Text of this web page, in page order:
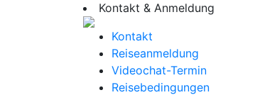
Kontakt & Anmeldung
Kontakt
Reiseanmeldung
Videochat-Termin
Reisebedingungen